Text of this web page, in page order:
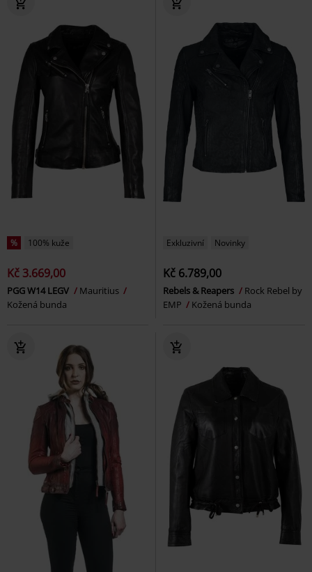
% 100% kuže
Kč 3.669,00
PGG W14 LEGV
Mauritius
Kožená bunda
Exkluzivní Novinky
Kč 6.789,00
Rebels & Reapers
Rock Rebel by
EMP
Kožená bunda